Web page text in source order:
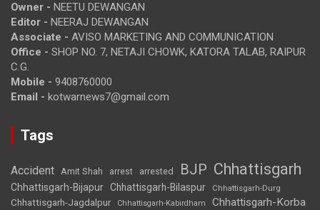
Owner - NEETU DEWANGAN
Editor - NEERAJ DEWANGAN
Associate - AVISO MARKETING AND COMMUNICATION
Office - SHOP NO. 7, NETAJI CHOWK, KATORA TALAB, RAIPUR
C.G.
Mobile - 9408760000
Email - kotwarnews7@gmail.com
Tags
Accident Amit Shah arrest arrested BJP Chhattisgarh
Chhattisgarh-Bijapur Chhattisgarh-Bilaspur Chhattisgarh-Durg
Chhattisgarh-Jagdalpur Chhattisgarh-Kabirdham Chhattisgarh-Korba